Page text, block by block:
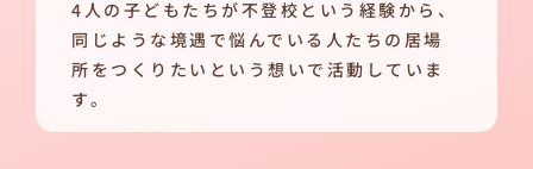
4人の子どもたちが不登校という経験から、
同じような境遇で悩んでいる人たちの居場
所をつくりたいという想いで活動していま
す。